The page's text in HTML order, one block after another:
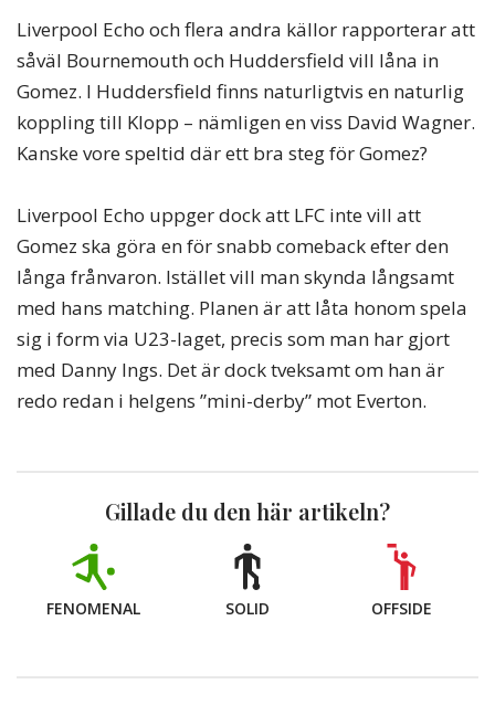
Liverpool Echo och flera andra källor rapporterar att
såväl Bournemouth och Huddersfield vill låna in
Gomez. I Huddersfield finns naturligtvis en naturlig
koppling till Klopp – nämligen en viss David Wagner.
Kanske vore speltid där ett bra steg för Gomez?
Liverpool Echo uppger dock att LFC inte vill att
Gomez ska göra en för snabb comeback efter den
långa frånvaron. Istället vill man skynda långsamt
med hans matching. Planen är att låta honom spela
sig i form via U23-laget, precis som man har gjort
med Danny Ings. Det är dock tveksamt om han är
redo redan i helgens ”mini-derby” mot Everton.
Gillade du den här artikeln?
FENOMENAL SOLID OFFSIDE